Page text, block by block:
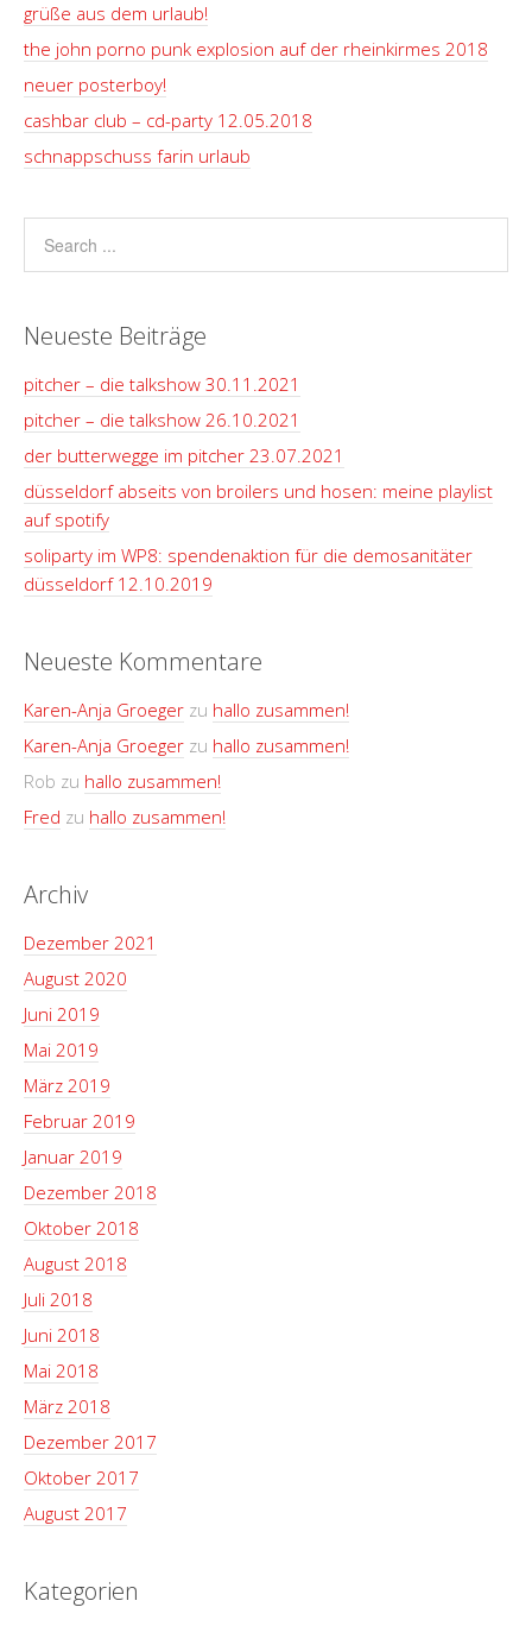
grüße aus dem urlaub!
the john porno punk explosion auf der rheinkirmes 2018
neuer posterboy!
cashbar club – cd-party 12.05.2018
schnappschuss farin urlaub
Neueste Beiträge
pitcher – die talkshow 30.11.2021
pitcher – die talkshow 26.10.2021
der butterwegge im pitcher 23.07.2021
düsseldorf abseits von broilers und hosen: meine playlist
auf spotify
soliparty im WP8: spendenaktion für die demosanitäter
düsseldorf 12.10.2019
Neueste Kommentare
Karen-Anja Groeger zu hallo zusammen!
Karen-Anja Groeger zu hallo zusammen!
Rob zu hallo zusammen!
Fred zu hallo zusammen!
Archiv
Dezember 2021
August 2020
Juni 2019
Mai 2019
März 2019
Februar 2019
Januar 2019
Dezember 2018
Oktober 2018
August 2018
Juli 2018
Juni 2018
Mai 2018
März 2018
Dezember 2017
Oktober 2017
August 2017
Kategorien